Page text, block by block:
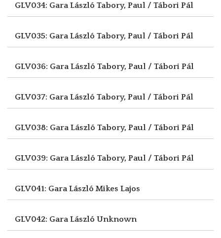
GLV034: Gara László Tabory, Paul / Tábori Pál
GLV035: Gara László Tabory, Paul / Tábori Pál
GLV036: Gara László Tabory, Paul / Tábori Pál
GLV037: Gara László Tabory, Paul / Tábori Pál
GLV038: Gara László Tabory, Paul / Tábori Pál
GLV039: Gara László Tabory, Paul / Tábori Pál
GLV041: Gara László Mikes Lajos
GLV042: Gara László Unknown